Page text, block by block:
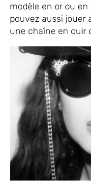
modèle en or ou en
pouvez aussi jouer
une chaîne en cuir